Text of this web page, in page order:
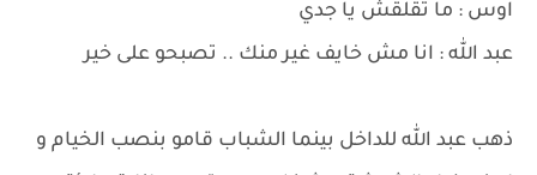
اوس : ما تقلقش يا جدي
عبد الله : انا مش خايف غير منك .. تصبحو على خير
ذهب عبد الله للداخل بينما الشباب قامو بنصب الخيام و